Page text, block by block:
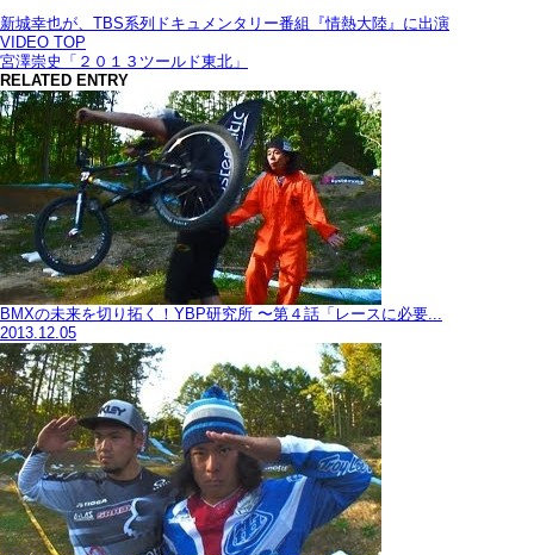
新城幸也が、TBS系列ドキュメンタリー番組『情熱大陸』に出演
VIDEO TOP
宮澤崇史「２０１３ツールド東北」
RELATED ENTRY
BMXの未来を切り拓く！YBP研究所 〜第４話「レースに必要...
2013.12.05